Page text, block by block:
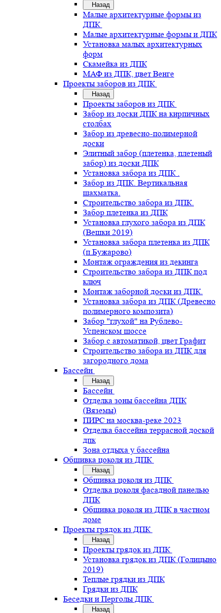
Назад
Малые архитектурные формы из
ДПК
Малые архитектурные формы и ДПК
Установка малых архитектурных
форм
Скамейка из ДПК
МАФ из ДПК, цвет Венге
Проекты заборов из ДПК
Назад
Проекты заборов из ДПК
Забор из доски ДПК на кирпичных
столбах
Забор из древесно-полимерной
доски
Элитный забор (плетенка, плетеный
забор) из доски ДПК
Установка забора из ДПК .
Забор из ДПК. Вертикальная
шахматка.
Строительство забора из ДПК.
Забор плетенка из ДПК
Установка глухого забора из ДПК
(Вешки 2019)
Установка забора плетенка из ДПК
(п.Бужарово)
Монтаж ограждения из декинга
Строительство забора из ДПК под
ключ
Монтаж заборной доски из ДПК.
Установка забора из ДПК (Древесно
полимерного композита)
Забор "глухой" на Рублево-
Успенском шоссе
Забор с автоматикой, цвет Графит
Строительство забора из ДПК для
загородного дома
Бассейн
Назад
Бассейн
Отделка зоны бассейна ДПК
(Вяземы)
ПИРС на москва-реке 2023
Отделка бассейна террасной доской
дпк
Зона отдыха у бассейна
Обшивка цоколя из ДПК
Назад
Обшивка цоколя из ДПК
Отделка цоколя фасадной панелью
ДПК
Обшивка цоколя из ДПК в частном
доме
Проекты грядок из ДПК
Назад
Проекты грядок из ДПК
Установка грядок из ДПК (Голицыно
2019)
Теплые грядки из ДПК
Грядки из ДПК
Беседки и Перголы ДПК
Назад